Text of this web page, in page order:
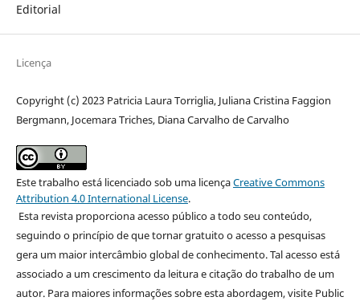
Editorial
Licença
Copyright (c) 2023 Patricia Laura Torriglia, Juliana Cristina Faggion
Bergmann, Jocemara Triches, Diana Carvalho de Carvalho
Este trabalho está licenciado sob uma licençaCreative Commons
Attribution 4.0 International License.
Esta revista proporciona acesso público a todo seu conteúdo,
seguindo o princípio de que tornar gratuito o acesso a pesquisas
gera um maior intercâmbio global de conhecimento. Tal acesso está
associado a um crescimento da leitura e citação do trabalho de um
autor. Para maiores informações sobre esta abordagem, visite Public